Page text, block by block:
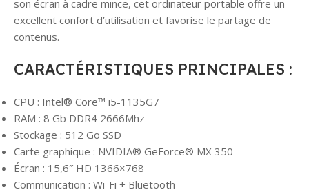
son écran à cadre mince, cet ordinateur portable offre un
excellent confort d’utilisation et favorise le partage de
contenus.
CARACTÉRISTIQUES PRINCIPALES :
CPU : Intel® Core™ i5-1135G7
RAM : 8 Gb DDR4 2666Mhz
Stockage : 512 Go SSD
Carte graphique : NVIDIA® GeForce® MX 350
Écran : 15,6″ HD 1366×768
Communication : Wi-Fi + Bluetooth